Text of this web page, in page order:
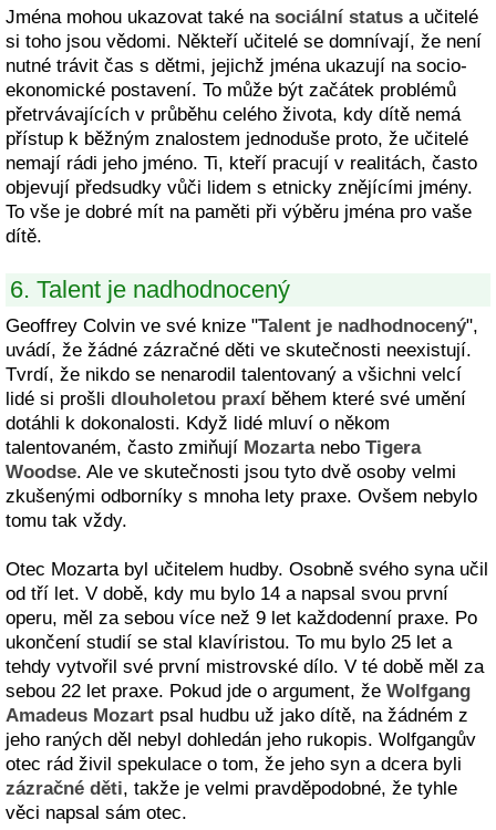
Jména mohou ukazovat také na sociální status a učitelé
si toho jsou vědomi. Někteří učitelé se domnívají, že není
nutné trávit čas s dětmi, jejichž jména ukazují na socio-
ekonomické postavení. To může být začátek problémů
přetrvávajících v průběhu celého života, kdy dítě nemá
přístup k běžným znalostem jednoduše proto, že učitelé
nemají rádi jeho jméno. Ti, kteří pracují v realitách, často
objevují předsudky vůči lidem s etnicky znějícími jmény.
To vše je dobré mít na paměti při výběru jména pro vaše
dítě.
6. Talent je nadhodnocený
Geoffrey Colvin ve své knize "Talent je nadhodnocený",
uvádí, že žádné zázračné děti ve skutečnosti neexistují.
Tvrdí, že nikdo se nenarodil talentovaný a všichni velcí
lidé si prošli dlouholetou praxí během které své umění
dotáhli k dokonalosti. Když lidé mluví o někom
talentovaném, často zmiňují Mozartanebo Tigera
Woodse. Ale ve skutečnosti jsou tyto dvě osoby velmi
zkušenými odborníky s mnoha lety praxe. Ovšem nebylo
tomu tak vždy.
Otec Mozarta byl učitelem hudby. Osobně svého syna učil
od tří let. V době, kdy mu bylo 14 a napsal svou první
operu, měl za sebou více než 9 let každodenní praxe. Po
ukončení studií se stal klavíristou. To mu bylo 25 let a
tehdy vytvořil své první mistrovské dílo. V té době měl za
sebou 22 let praxe. Pokud jde o argument, že Wolfgang
Amadeus Mozart psal hudbu už jako dítě, na žádném z
jeho raných děl nebyl dohledán jeho rukopis. Wolfgangův
otec rád živil spekulace o tom, že jeho syn a dcera byli
zázračné děti, takže je velmi pravděpodobné, že tyhle
věci napsal sám otec.